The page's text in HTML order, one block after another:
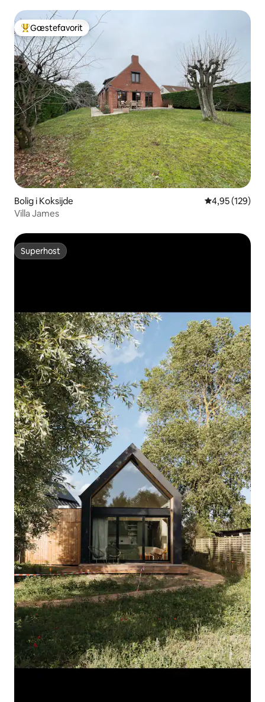
Bedste gæstefavorit
Gæstefavorit
Bolig i Koksijde 4,95 ud af 5 i
4,95 (129)
Villa James
Superhost
Superhost